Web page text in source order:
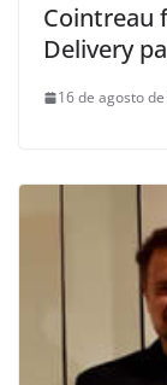
Cointreau
Delivery
16 de agosto de